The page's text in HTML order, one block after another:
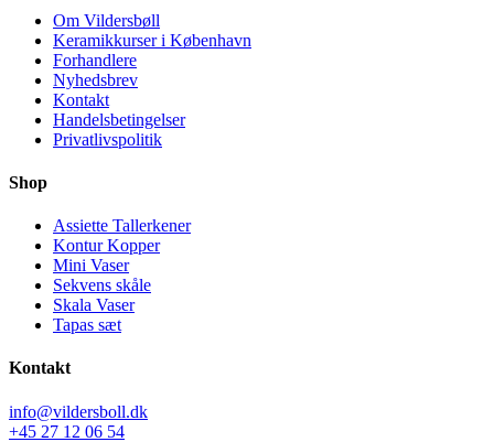
Om Vildersbøll
Keramikkurser i København
Forhandlere
Nyhedsbrev
Kontakt
Handelsbetingelser
Privatlivspolitik
Shop
Assiette Tallerkener
Kontur Kopper
Mini Vaser
Sekvens skåle
Skala Vaser
Tapas sæt
Kontakt
info@vildersboll.dk
+45 27 12 06 54